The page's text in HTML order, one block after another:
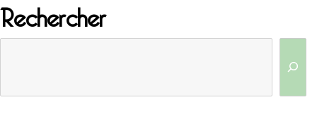
Rechercher